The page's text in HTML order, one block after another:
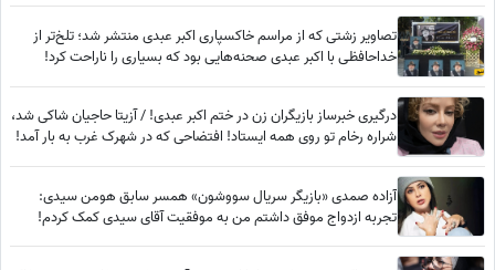
تصاویر زشتی که از مراسم خاکسپاری اکبر عبدی منتشر شد؛ تلخ‌تر از
خداحافظی با اکبر عبدی صحنه‌هایی بود که بسیاری را ناراحت کرد!
درگیری خبرساز بازیگران زن در ختم اکبر عبدی! / آزیتا حاجیان شاکی شد،
شراره رخام تو روی همه ایستاد! افتضاحی که در شهرک غرب به بار آمد!
آزاده صمدی «بازیگر سریال سووشون» همسر سابق هومن سیدی:
تجربه ازدواج موفق داشتم من به موفقیت آقای سیدی کمک کردم!